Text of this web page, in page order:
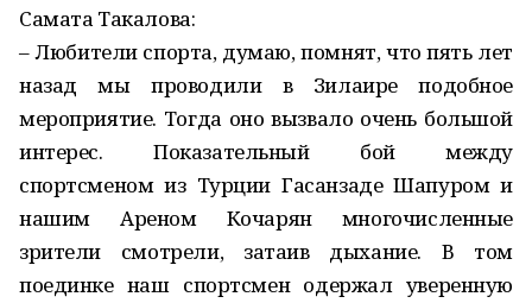
Самата Такалова:
– Любители спорта, думаю, помнят, что пять лет
назад мы проводили в Зилаире подобное
мероприятие. Тогда оно вызвало очень большой
интерес. Показательный бой между
спортсменом из Турции Гасанзаде Шапуром и
нашим Ареном Кочарян многочисленные
зрители смотрели, затаив дыхание. В том
поединке наш спортсмен одержал уверенную